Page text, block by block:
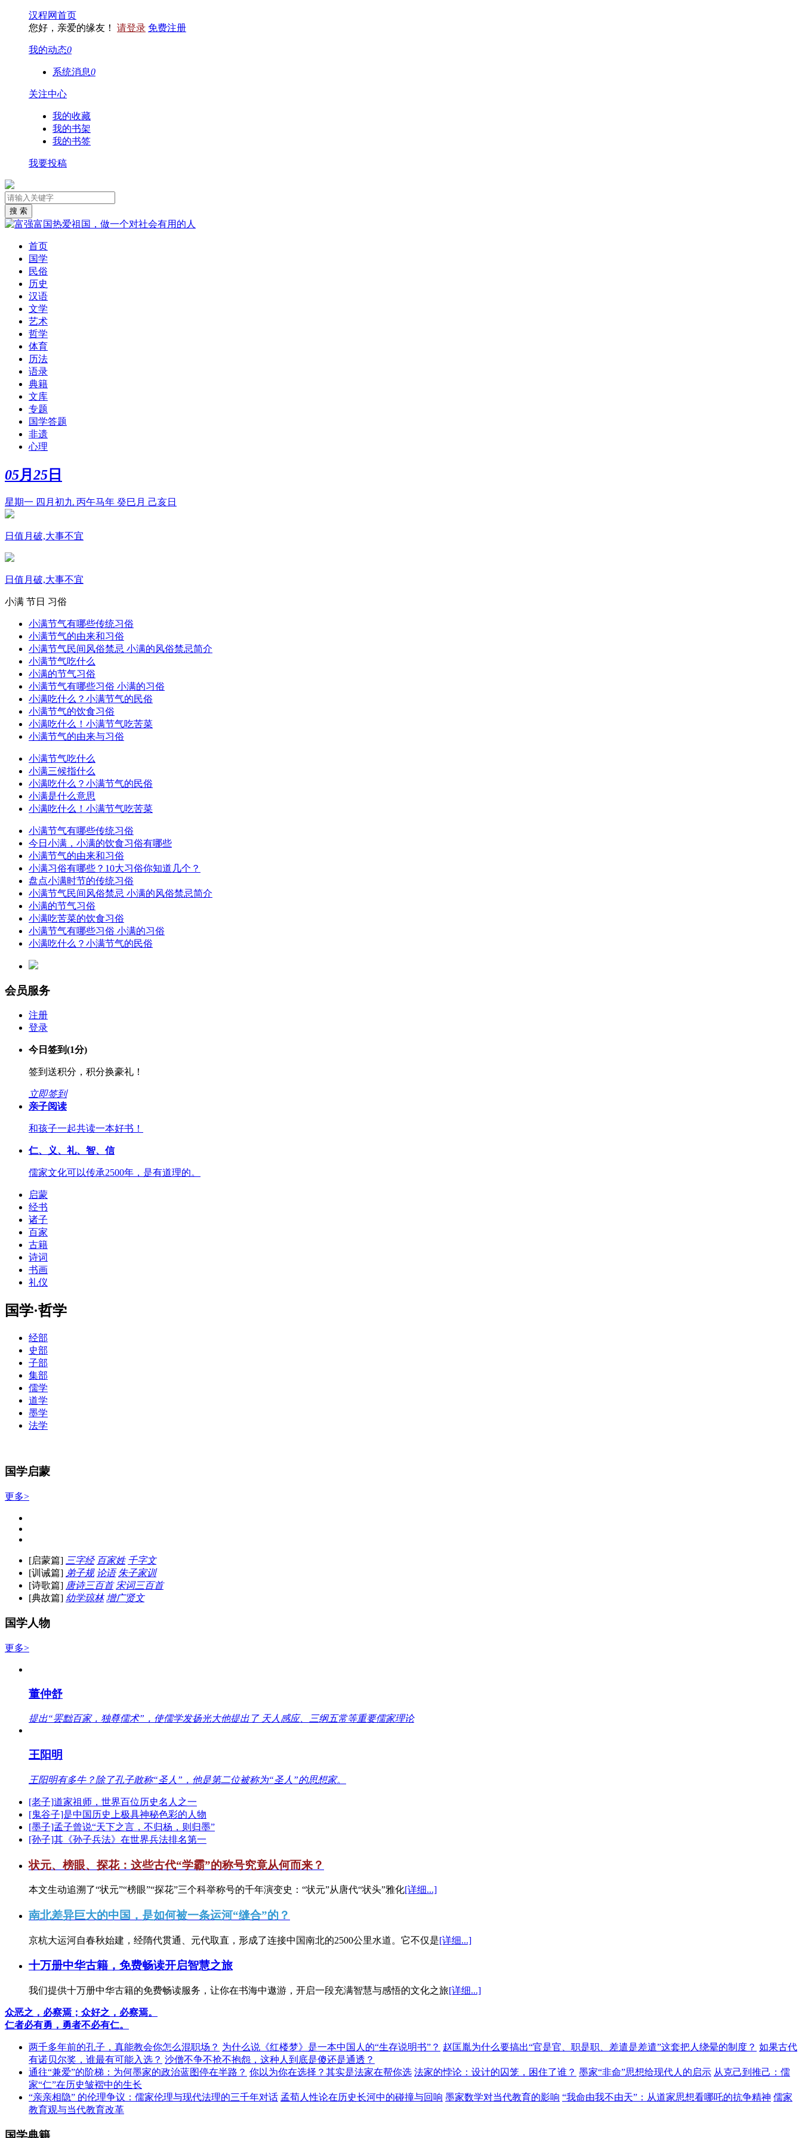
汉程网首页
您好，亲爱的缘友！ 请登录 免费注册
我的动态0
系统消息0
关注中心
我的收藏
我的书架
我的书签
我要投稿
首页
国学
民俗
历史
汉语
文学
艺术
哲学
体育
历法
语录
典籍
文库
专题
国学答题
非遗
心理
05月 25 日
星期一 四月初九 丙午马年 癸巳月 己亥日
日值月破,大事不宜
日值月破,大事不宜
小满 节日 习俗
小满节气有哪些传统习俗
小满节气的由来和习俗
小满节气民间风俗禁忌 小满的风俗禁忌简介
小满节气吃什么
小满的节气习俗
小满节气有哪些习俗 小满的习俗
小满吃什么？小满节气的民俗
小满节气的饮食习俗
小满吃什么！小满节气吃苦菜
小满节气的由来与习俗
小满节气吃什么
小满三候指什么
小满吃什么？小满节气的民俗
小满是什么意思
小满吃什么！小满节气吃苦菜
小满节气有哪些传统习俗
今日小满，小满的饮食习俗有哪些
小满节气的由来和习俗
小满习俗有哪些？10大习俗你知道几个？
盘点小满时节的传统习俗
小满节气民间风俗禁忌 小满的风俗禁忌简介
小满的节气习俗
小满吃苦菜的饮食习俗
小满节气有哪些习俗 小满的习俗
小满吃什么？小满节气的民俗
会员服务
注册
登录
今日签到(1分)
签到送积分，积分换豪礼！
立即签到
亲子阅读
和孩子一起共读一本好书！
仁、义、礼、智、信
儒家文化可以传承2500年，是有道理的。
启蒙
经书
诸子
百家
古籍
诗词
书画
礼仪
国学·哲学
经部
史部
子部
集部
儒学
道学
墨学
法学
国学启蒙
更多>
[启蒙篇] 三字经 百家姓 千字文
[训诫篇] 弟子规 论语 朱子家训
[诗歌篇] 唐诗三百首 宋词三百首
[典故篇] 幼学琼林 增广贤文
国学人物
更多>
董仲舒
提出“罢黜百家，独尊儒术”，使儒学发扬光大他提出了 天人感应、三纲五常等重要儒家理论
王阳明
王阳明有多牛？除了孔子敢称“圣人”，他是第二位被称为“圣人”的思想家。
[老子]道家祖师，世界百位历史名人之一
[鬼谷子]是中国历史上极具神秘色彩的人物
[墨子]孟子曾说“天下之言，不归杨，则归墨”
[孙子]其《孙子兵法》在世界兵法排名第一
状元、榜眼、探花：这些古代“学霸”的称号究竟从何而来？
本文生动追溯了“状元”“榜眼”“探花”三个科举称号的千年演变史：“状元”从唐代“状头”雅化[详细...]
南北差异巨大的中国，是如何被一条运河“缝合”的？
京杭大运河自春秋始建，经隋代贯通、元代取直，形成了连接中国南北的2500公里水道。它不仅是[详细...]
十万册中华古籍，免费畅读开启智慧之旅
我们提供十万册中华古籍的免费畅读服务，让你在书海中遨游，开启一段充满智慧与感悟的文化之旅[详细...]
众恶之，必察焉；众好之，必察焉。
仁者必有勇，勇者不必有仁。
两千多年前的孔子，真能教会你怎么混职场？ 为什么说《红楼梦》是一本中国人的“生存说明书”？ 赵匡胤为什么要搞出“官是官、职是职、差遣是差遣”这套把人绕晕的制度？ 如果古代
有诺贝尔奖，谁最有可能入选？ 沙僧不争不抢不抱怨，这种人到底是傻还是通透？
通往“兼爱”的阶梯：为何墨家的政治蓝图停在半路？ 你以为你在选择？其实是法家在帮你选 法家的悖论：设计的囚笼，困住了谁？ 墨家“非命”思想给现代人的启示 从克己到推己：儒
家“仁”在历史皱褶中的生长
“亲亲相隐” 的伦理争议：儒家伦理与现代法理的三千年对话 孟荀人性论在历史长河中的碰撞与回响 墨家数学对当代教育的影响 “我命由我不由天”：从道家思想看哪吒的抗争精神 儒家
教育观与当代教育改革
国学典籍